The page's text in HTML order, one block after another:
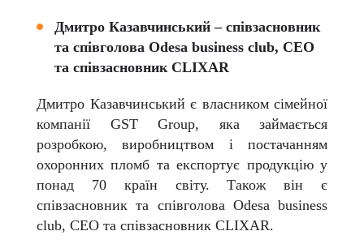
Дмитро Казавчинський – співзасновник
та співголова Odesa business club, СЕО
та співзасновник CLIXAR
Дмитро Казавчинський є власником сімейної
компанії GST Group, яка займається
розробкою, виробництвом і постачанням
охоронних пломб та експортує продукцію у
понад 70 країн світу. Також він є
співзасновник та співголова Odesa business
club, СЕО та співзасновник CLIXAR.